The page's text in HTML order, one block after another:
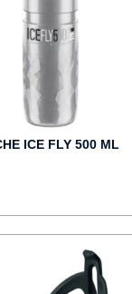
ICE FLY 500 ML